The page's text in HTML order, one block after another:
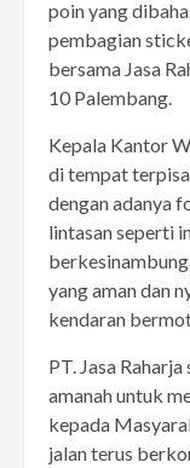
poin yang
pembagian
bersama Jasa
10 Palembang.
Kepala Kantor
di tempat
dengan adanya
lintasan seperti
yang aman dan
kendaran
PT. Jasa
amanah untuk
kepada
jalan terus